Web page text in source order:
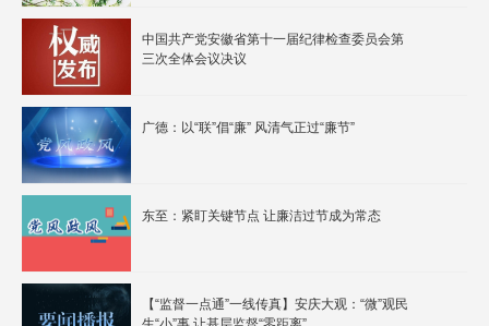
中国共产党安徽省第十一届纪律检查委员会第
三次全体会议决议
广德：以“联”倡“廉” 风清气正过“廉节”
东至：紧盯关键节点 让廉洁过节成为常态
【“监督一点通”一线传真】安庆大观：“微”观民